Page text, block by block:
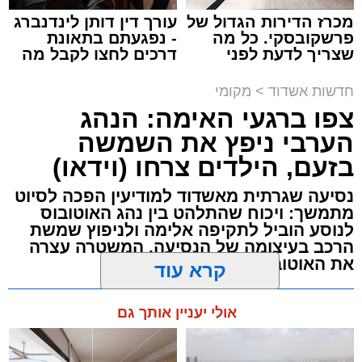
תאונת עבודה באשדוד
לאחר שנפלה מסולם במהלך עבודתה במחסן
באזור דרך הרכבת, מתחם ביג פאשן באשדוד.
כוחות ההצלה הוזעקו למקום בעקבות דיווח על
נפילה מגובה במהלך העבודה. עם הגעתם מצאו
את האישה בהכרה מלאה, כשהיא סובלת מחבלות
במספר אזורים בגופה לאחר שנפלה מגובה של
כ-2 עד 3 מטרים.
רפאל אוקנין, כונן הצלה דרום, סיפר: “כשהגעתי
למקום הבחנתי בעובדת כשהיא בהכרה מלאה
וסובלת מחבלות מרובות בגופה לאחר שנפלה
מכרז הדירות הגדול של
פרשקובסקי. כל מה
שצריך לדעת לפני
באשדוד
עורך דין דותן לינדנברג
- נפגעתם בתאונת
דרכים לחצו לקבל מה
חדשות אשדוד > מקומי
צפו ברגעי האימה: הנהג
הערבי ניפץ את השמשה
בזעם, הילדים צרחו (וידאו)
נסיעה שגרתית מאשדוד למודיעין הפכה לסיוט
מתמשך: ויכוח שהתלהט בין נהג האוטובוס
לנוסע הוביל לתקיפה אלימה ולניפוץ שמשת
הרכב בעיצומה של הנסיעה. המשטרה עצרה
את האוטובוס בהמשך הדרך
קרא עוד
אולי יעניין אותך גם